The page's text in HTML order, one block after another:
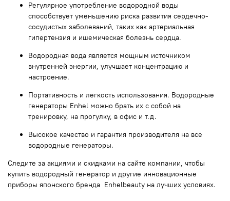
Регулярное употребление водородной воды
способствует уменьшению риска развития сердечно-
сосудистых заболеваний, таких как артериальная
гипертензия и ишемическая болезнь сердца.
Водородная вода является мощным источником
внутренней энергии, улучшает концентрацию и
настроение.
Портативность и легкость использования. Водородные
генераторы Enhel можно брать их с собой на
тренировку, на прогулку, в офис и т.д.
Высокое качество и гарантия производителя на все
водородные генераторы.
Следите за акциями и скидками на сайте компании, чтобы
купить водородный генератор и другие инновационные
приборы японского бренда Enhelbeauty на лучших условиях.